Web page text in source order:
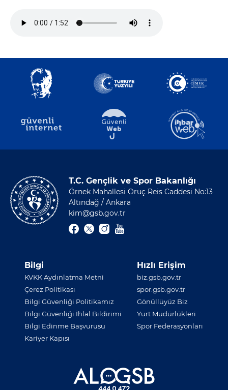
T.C. Gençlik ve Spor Bakanlığı
Örnek Mahallesi Oruç Reis Caddesi No:13
Altındağ / Ankara
kim@gsb.gov.tr
Bilgi
KVKK Aydınlatma Metni
Çerez Politikası
Bilgi Güvenliği Politikamız
Bilgi Güvenliği İhlal Bildirimi
Bilgi Edinme Başvurusu
Kariyer Kapısı
Hızlı Erişim
biz.gsb.gov.tr
spor.gsb.gov.tr
Gönüllüyüz Biz
Yurt Müdürlükleri
Spor Federasyonları